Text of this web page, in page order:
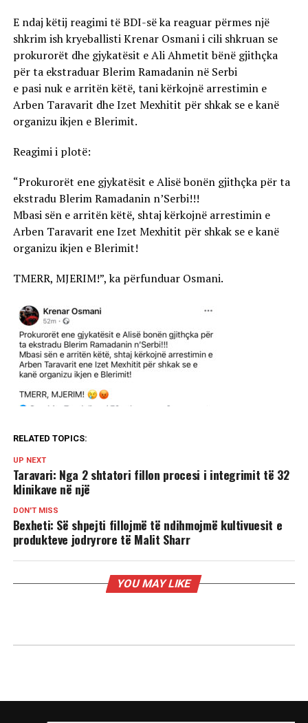
E ndaj këtij reagimi të BDI-së ka reaguar përmes një
shkrim ish kryeballisti Krenar Osmani i cili shkruan se
prokurorët dhe gjykatësit e Ali Ahmetit bënë gjithçka
për ta ekstraduar Blerim Ramadanin në Serbi
e pasi nuk e arritën këtë, tani kërkojnë arrestimin e
Arben Taravarit dhe Izet Mexhitit për shkak se e kanë
organizu ikjen e Blerimit.
Reagimi i plotë:
“Prokurorët ene gjykatësit e Alisë bonën gjithçka për ta
ekstradu Blerim Ramadanin n’Serbi!!!
Mbasi sën e arritën këtë, shtaj kërkojnë arrestimin e
Arben Taravarit ene Izet Mexhitit për shkak se e kanë
organizu ikjen e Blerimit!
TMERR, MJERIM!”, ka përfunduar Osmani.
RELATED TOPICS:
UP NEXT
Taravari: Nga 2 shtatori fillon procesi i integrimit të 32
klinikave në një
DON'T MISS
Bexheti: Së shpejti fillojmë të ndihmojmë kultivuesit e
produkteve jodryrore të Malit Sharr
YOU MAY LIKE